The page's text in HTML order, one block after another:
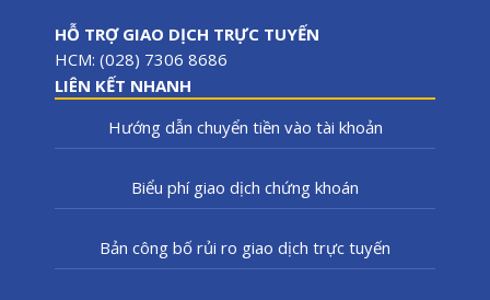
HỖ TRỢ GIAO DỊCH TRỰC TUYẾN
HCM: (028) 7306 8686
LIÊN KẾT NHANH
Hướng dẫn chuyển tiền vào tài khoản
Biểu phí giao dịch chứng khoán
Bản công bố rủi ro giao dịch trực tuyến